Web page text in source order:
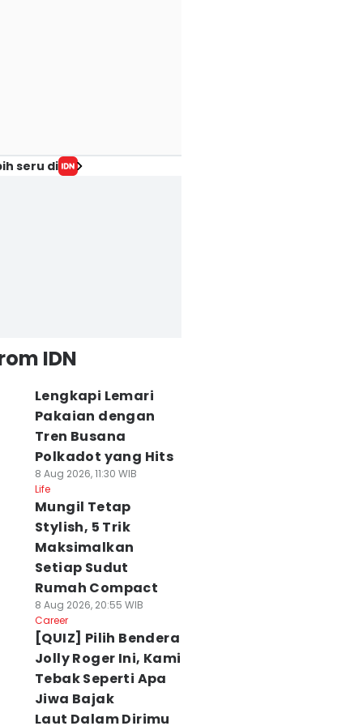
seru di
IDN
Lengkapi Lemari
Pakaian dengan
Tren Busana
Polkadot yang Hits
8 Aug 2026, 11:30 WIB
Life
Mungil Tetap
Stylish, 5 Trik
Maksimalkan
Setiap Sudut
Rumah Compact
8 Aug 2026, 20:55 WIB
Career
[QUIZ] Pilih Bendera
Jolly Roger Ini, Kami
Tebak Seperti Apa
Jiwa Bajak
Laut Dalam Dirimu